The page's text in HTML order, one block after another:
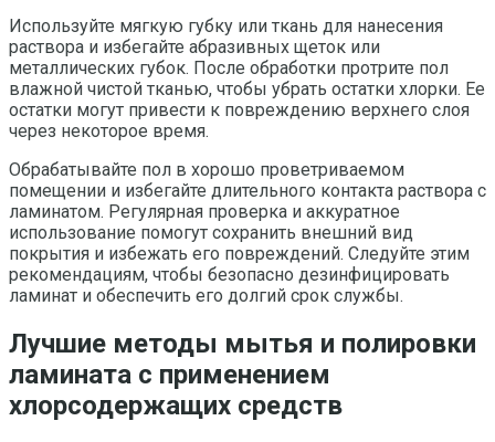
Используйте мягкую губку или ткань для нанесения
раствора и избегайте абразивных щеток или
металлических губок. После обработки протрите пол
влажной чистой тканью, чтобы убрать остатки хлорки. Ее
остатки могут привести к повреждению верхнего слоя
через некоторое время.
Обрабатывайте пол в хорошо проветриваемом
помещении и избегайте длительного контакта раствора с
ламинатом. Регулярная проверка и аккуратное
использование помогут сохранить внешний вид
покрытия и избежать его повреждений. Следуйте этим
рекомендациям, чтобы безопасно дезинфицировать
ламинат и обеспечить его долгий срок службы.
Лучшие методы мытья и полировки
ламината с применением
хлорсодержащих средств